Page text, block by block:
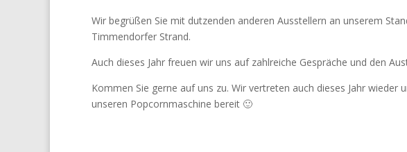
Wir begrüßen Sie mit dutzenden anderen Ausstellern an unserem
Timmendorfer Strand.
Auch dieses Jahr freuen wir uns auf zahlreiche Gespräche und den
Kommen Sie gerne auf uns zu. Wir vertreten auch dieses Jahr wieder
unseren Popcornmaschine bereit 🙂